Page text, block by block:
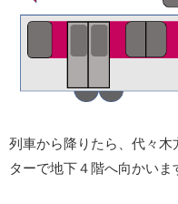
列車から降りたら、代々
ターで地下４階へ向かいま